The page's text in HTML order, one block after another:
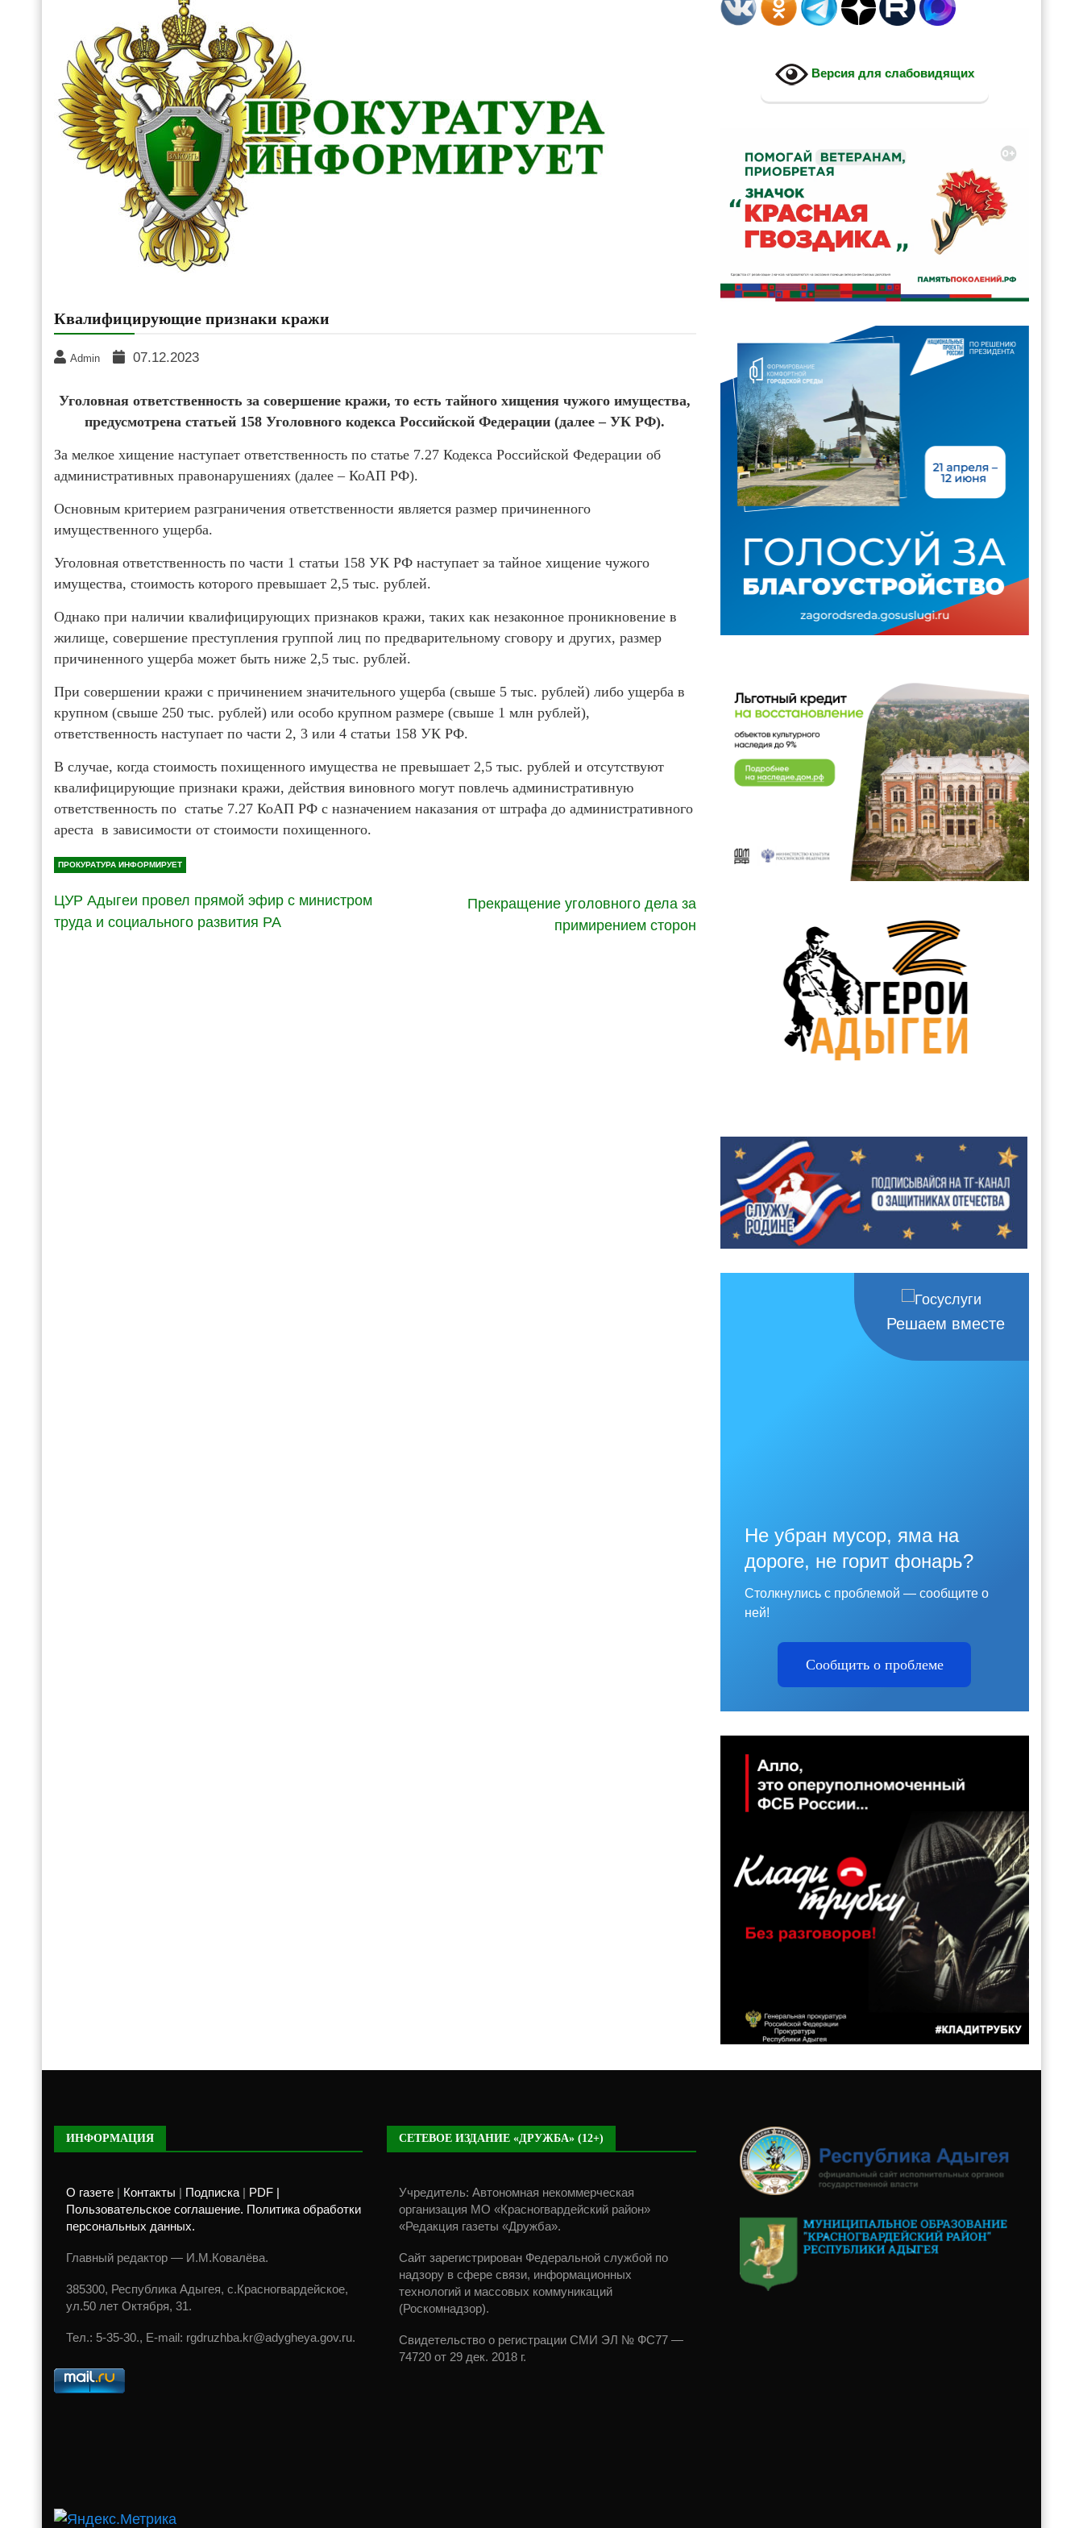
Квалифицирующие признаки кражи
Admin 07.12.2023
Уголовная ответственность за совершение кражи, то есть тайного хищения чужого имущества,
предусмотрена статьей 158 Уголовного кодекса Российской Федерации (далее – УК РФ).
За мелкое хищение наступает ответственность по статье 7.27 Кодекса Российской Федерации об
административных правонарушениях (далее – КоАП РФ).
Основным критерием разграничения ответственности является размер причиненного
имущественного ущерба.
Уголовная ответственность по части 1 статьи 158 УК РФ наступает за тайное хищение чужого
имущества, стоимость которого превышает 2,5 тыс. рублей.
Однако при наличии квалифицирующих признаков кражи, таких как незаконное проникновение в
жилище, совершение преступления группой лиц по предварительному сговору и других, размер
причиненного ущерба может быть ниже 2,5 тыс. рублей.
При совершении кражи с причинением значительного ущерба (свыше 5 тыс. рублей) либо ущерба в
крупном (свыше 250 тыс. рублей) или особо крупном размере (свыше 1 млн рублей),
ответственность наступает по части 2, 3 или 4 статьи 158 УК РФ.
В случае, когда стоимость похищенного имущества не превышает 2,5 тыс. рублей и отсутствуют
квалифицирующие признаки кражи, действия виновного могут повлечь административную
ответственность по статье 7.27 КоАП РФ с назначением наказания от штрафа до административного
ареста в зависимости от стоимости похищенного.
ПРОКУРАТУРА ИНФОРМИРУЕТ
ЦУР Адыгеи провел прямой эфир с министром
труда и социального развития РА
Прекращение уголовного дела за
примирением сторон
Версия для слабовидящих
Решаем вместе
Не убран мусор, яма на
дороге, не горит фонарь?
Столкнулись с проблемой — сообщите о
ней!
Сообщить о проблеме
ИНФОРМАЦИЯ
О газете Контакты Подписка
PDF |
Пользовательское соглашение. Политика обработки
персональных данных.
Главный редактор — И.М.Ковалёва.
385300, Республика Адыгея, с.Красногвардейское,
ул.50 лет Октября, 31.
Тел.: 5-35-30., E-mail: rgdruzhba.kr@adygheya.gov.ru.
СЕТЕВОЕ ИЗДАНИЕ «ДРУЖБА» (12+)
Учредитель: Автономная некоммерческая
организация МО «Красногвардейский район»
«Редакция газеты «Дружба».
Сайт зарегистрирован Федеральной службой по
надзору в сфере связи, информационных
технологий и массовых коммуникаций
(Роскомнадзор).
Свидетельство о регистрации СМИ ЭЛ № ФС77 —
74720 от 29 дек. 2018 г.